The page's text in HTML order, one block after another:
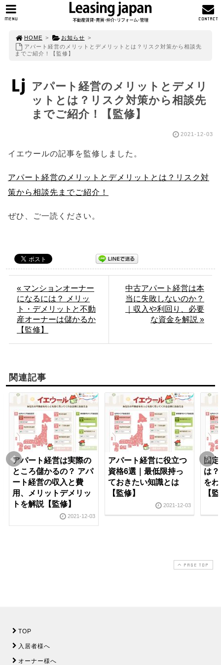
HOME > お知らせ >
アパート経営のメリットとデメリットとは？リスク対策から相談先
までご紹介！【監修】
アパート経営のメリットとデメリ
ットとは？リスク対策から相談先
までご紹介！【監修】
2021-12-03
イエウールの記事を監修しました。
アパート経営のメリットとデメリットとは？リスク対
策から相談先までご紹介！
ぜひ、ご一読ください。
« マンションオーナー
になるには？ メリッ
ト・デメリットと不動
産オーナーは儲かるか
【監修】
中古アパート経営は本
当に失敗しないのか？
｜収入や利回り、必要
な資金を解説 »
関連記事
アパート経営は実際の
ところ儲かるの？ アパ
ート経営の収入と費
用、メリットデメリッ
トを解説【監修】
2021-12-03
アパート経営に役立つ
資格6選｜最低限持っ
ておきたい知識とは
【監修】
2021-12-03
固
は
を
【
PAGE TOP
TOP
入居者様へ
オーナー様へ
MENU CONTACT